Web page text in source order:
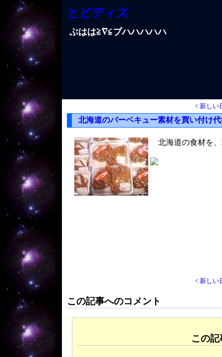
とどディズ
ぶはは≧∇≦ブハハハハハ
< 新しい
北海道のバーベキュー素材を買い付け
北海道の食材を、
< 新しい
この記事へのコメント
この